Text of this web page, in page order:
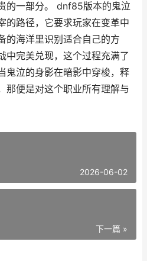
的一部分。 dnf85版本的鬼泣
的路径，它要求玩家在变革中
的海洋里识别适合自己的方
中完美兑现，这个过程充满了
鬼泣的身影在暗影中穿梭，释
那便是对这个职业所有理解与
2026-06-02
下一篇 »